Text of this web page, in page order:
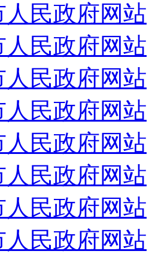
人民政府网站
人民政府网站
人民政府网站
人民政府网站
人民政府网站
人民政府网站
人民政府网站
人民政府网站